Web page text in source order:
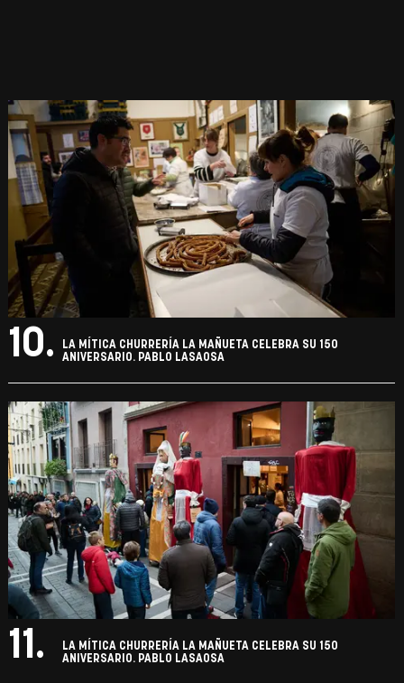
10.
LA MÍTICA CHURRERÍA LA MAÑUETA CELEBRA SU 150
ANIVERSARIO. PABLO LASAOSA
11.
LA MÍTICA CHURRERÍA LA MAÑUETA CELEBRA SU 150
ANIVERSARIO. PABLO LASAOSA